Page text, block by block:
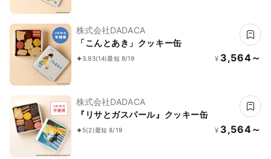
株式会社DADACA
「こんとあき」クッキー缶
3.93(14)最短 8/19 ¥ 3,564～
株式会社DADACA
『リサとガスパール』クッキー缶
5(2)最短 8/19 ¥ 3,564～